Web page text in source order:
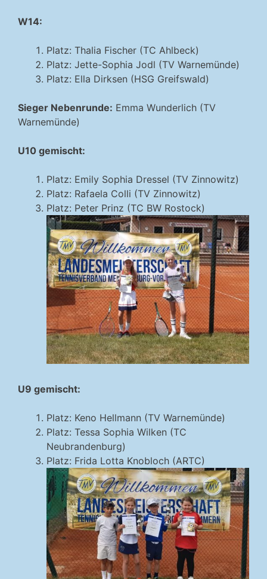
W14:
Platz: Thalia Fischer (TC Ahlbeck)
Platz: Jette-Sophia Jodl (TV Warnemünde)
Platz: Ella Dirksen (HSG Greifswald)
Sieger Nebenrunde: Emma Wunderlich (TV
Warnemünde)
U10 gemischt:
Platz: Emily Sophia Dressel (TV Zinnowitz)
Platz: Rafaela Colli (TV Zinnowitz)
Platz: Peter Prinz (TC BW Rostock)
U9 gemischt:
Platz: Keno Hellmann (TV Warnemünde)
Platz: Tessa Sophia Wilken (TC
Neubrandenburg)
Platz: Frida Lotta Knobloch (ARTC)